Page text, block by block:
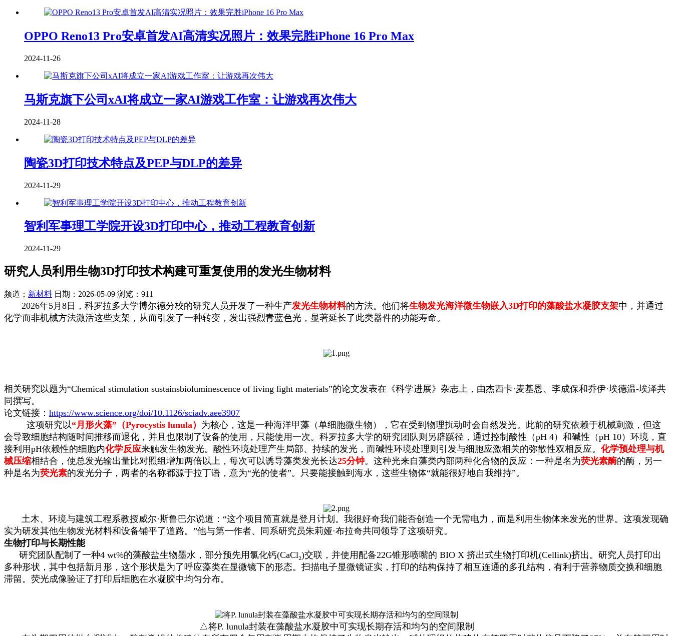
OPPO Reno13 Pro安卓首发AI高清实况照片：效果完胜iPhone 16 Pro Max
2024-11-26
马斯克旗下公司xAI将成立一家AI游戏工作室：让游戏再次伟大
2024-11-28
陶瓷3D打印技术特点及PEP与DLP的差异
2024-11-29
智利军事理工学院开设3D打印中心，推动工程教育创新
2024-11-29
研究人员利用生物3D打印技术构建可重复使用的发光生物材料
频道： 新材料 日期： 2026-05-09 浏览：911
2026年5月8日，科罗拉多大学博尔德分校的研究人员开发了一种生产发光生物材料的方法。他们将生物发光海洋微生物嵌入3D打印的藻酸盐水凝胶支架中，并通过
化学而非机械方法激活这些支架，从而引发了一种转变，发出强烈青蓝色光，显著延长了此类器件的功能寿命。
相关研究以题为“Chemical stimulation sustainsbioluminescence of living light materials”的论文发表在《科学进展》杂志上，由杰西卡·麦基恩、李成保和乔伊·埃德温-埃泽共
同撰写。
论文链接： https://www.science.org/doi/10.1126/sciadv.aee3907
这项研究以“月形火藻”（Pyrocystis lunula） 为核心，这是一种海洋甲藻（单细胞微生物），它在受到物理扰动时会自然发光。此前的研究依赖于机械刺激，但这
会导致细胞结构随时间推移而退化，并且也限制了设备的使用，只能使用一次。科罗拉多大学的研究团队则另辟蹊径，通过控制酸性（pH 4）和碱性（pH 10）环境，直
接利用pH依赖性的细胞内化学反应来触发生物发光。酸性环境处理产生局部、持续的发光，而碱性环境处理则引发与细胞应激相关的弥散性双相反应。 化学预处理与机
械压缩相结合，使总发光输出量比对照组增加两倍以上，每次可以诱导藻类发光长达25分钟。这种光来自藻类内部两种化合物的反应：一种是名为荧光素酶的酶，另一
种是名为荧光素的发光分子，两者的名称都源于拉丁语，意为“光的使者”。只要能接触到海水，这些生物体“就能很好地自我维持”。
土木、环境与建筑工程系教授威尔·斯鲁巴尔说道：“这个项目简直就是登月计划。我很好奇我们能否创造一个无需电力，而是利用生物体来发光的世界。这项发现确
实为研发其他生物发光材料和设备铺平了道路。”他与第一作者、同系研究员朱莉娅·布拉奇共同领导了这项研究。
生物打印与长期性能
研究团队配制了一种4 wt%的藻酸盐生物墨水，部分预先用氯化钙(CaCl₂)交联，并使用配备22G锥形喷嘴的 BIO X 挤出式生物打印机(Cellink)挤出。研究人员打印出
多种形状，其中包括新月形，这个形状是为了呼应藻类在显微镜下的形态。扫描电子显微镜证实，打印的结构保持了相互连通的多孔结构，有利于营养物质交换和细胞
滞留。荧光成像验证了打印后细胞在水凝胶中均匀分布。
△将P. lunula封装在藻酸盐水凝胶中可实现长期存活和均匀的空间限制